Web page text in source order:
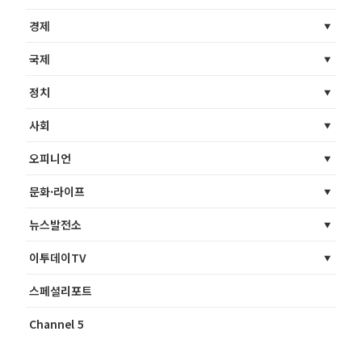
경제
국제
정치
사회
오피니언
문화·라이프
뉴스발전소
이투데이TV
스페셜리포트
Channel 5